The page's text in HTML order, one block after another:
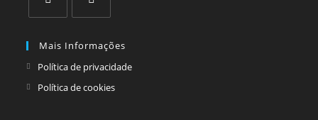
Mais Informações
Política de privacidade
Política de cookies